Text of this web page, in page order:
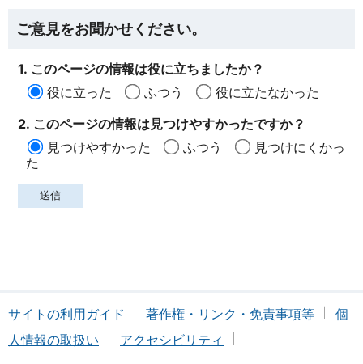
ご意見をお聞かせください。
1. このページの情報は役に立ちましたか？
役に立った
ふつう
役に立たなかった
2. このページの情報は見つけやすかったですか？
見つけやすかった
ふつう
見つけにくかっ
た
サイトの利用ガイド 著作権・リンク・免責事項等
個
人情報の取扱い
アクセシビリティ